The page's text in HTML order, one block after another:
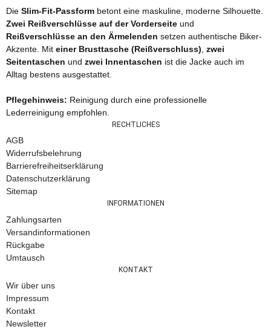
Die Slim-Fit-Passform betont eine maskuline, moderne Silhouette.
Zwei Reißverschlüsse auf der Vorderseite und
Reißverschlüsse an den Ärmelenden setzen authentische Biker-
Akzente. Mit einer Brusttasche (Reißverschluss) zwei
Seitentaschen und zwei Innentaschen ist die Jacke auch im
Alltag bestens ausgestattet.
Pflegehinweis: Reinigung durch eine professionelle
Lederreinigung empfohlen.
RECHTLICHES
AGB
Widerrufsbelehrung
Barrierefreiheitserklärung
Datenschutzerklärung
Sitemap
INFORMATIONEN
Zahlungsarten
Versandinformationen
Rückgabe
Umtausch
KONTAKT
Wir über uns
Impressum
Kontakt
Newsletter